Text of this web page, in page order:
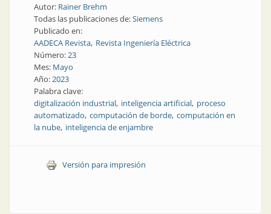
Autor: Rainer Brehm
Todas las publicaciones de:Siemens
Publicado en:
AADECA Revista Revista Ingeniería Eléctrica
Número: 23
Mes: Mayo
Año: 2023
Palabra clave:
digitalización industrial inteligencia artificial proceso
automatizado computación de borde computación en
la nube inteligencia de enjambre
Versión para impresión